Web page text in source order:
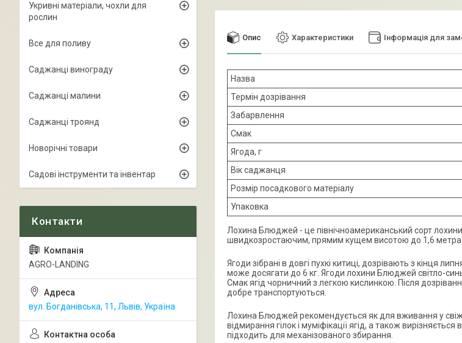
Опис Характеристики Інформація для
Назва
Термін дозрівання
Забарвлення
Смак
Ягода, г
Вік саджанця
Розмір посадкового матеріалу
Упаковка
Лохина Блюджей - це північноамериканський сорт
швидкозростаючим, прямим кущем висотою до 1,6 метра.
Ягоди зібрані в довгі пухкі китиці, дозрівають з кінця
може досягати до 6 кг. Ягоди лохини Блюджей світло-
Смак ягід чорничний з легкою кислинкою. Після
добре транспортуються.
Лохина Блюджей рекомендується як для вживання у
відмирання гілок і муміфікації ягід, а також
підходить для механізованого збирання.
Укривні матеріали, чохли для
рослин
Все для поливу
Саджанці винограду
Саджанці малини
Саджанці троянд
Новорічні товари
Садові інструменти та інвентар
AGRO-LANDING
вул. Богданівська, 11, Львів, Україна